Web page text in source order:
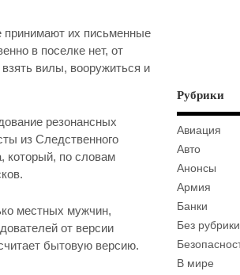
принимают их письменные
в поселке нет, от
вилы, вооружиться и
резонансных
из Следственного
который, по словам
местных мужчин,
от версии
бытовую версию.
Рубрики
Авиация
Авто
Анонсы
Армия
Банки
Без рубрики
В мире